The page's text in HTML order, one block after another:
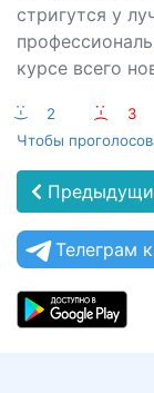
стригутся у
курсе всего
:-) 2 :-(
3
Чтобы
Телеграм